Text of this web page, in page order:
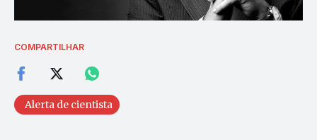
COMPARTILHAR
Alerta de cientista